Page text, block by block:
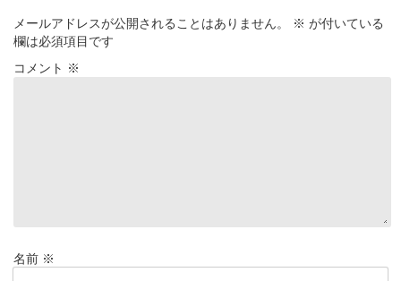
メールアドレスが公開されることはありません。 ※ が付いている
欄は必須項目です
コメント ※
名前 ※